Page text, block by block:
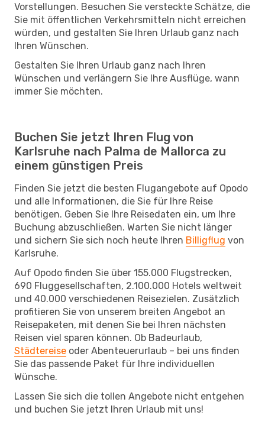
Vorstellungen. Besuchen Sie versteckte Schätze, die
Sie mit öffentlichen Verkehrsmitteln nicht erreichen
würden, und gestalten Sie Ihren Urlaub ganz nach
Ihren Wünschen.
Gestalten Sie Ihren Urlaub ganz nach Ihren
Wünschen und verlängern Sie Ihre Ausflüge, wann
immer Sie möchten.
Buchen Sie jetzt Ihren Flug von
Karlsruhe nach Palma de Mallorca zu
einem günstigen Preis
Finden Sie jetzt die besten Flugangebote auf Opodo
und alle Informationen, die Sie für Ihre Reise
benötigen. Geben Sie Ihre Reisedaten ein, um Ihre
Buchung abzuschließen. Warten Sie nicht länger
und sichern Sie sich noch heute Ihren Billigflug von
Karlsruhe.
Auf Opodo finden Sie über 155.000 Flugstrecken,
690 Fluggesellschaften, 2.100.000 Hotels weltweit
und 40.000 verschiedenen Reisezielen. Zusätzlich
profitieren Sie von unserem breiten Angebot an
Reisepaketen, mit denen Sie bei Ihren nächsten
Reisen viel sparen können. Ob Badeurlaub,
Städtereise oder Abenteuerurlaub – bei uns finden
Sie das passende Paket für Ihre individuellen
Wünsche.
Lassen Sie sich die tollen Angebote nicht entgehen
und buchen Sie jetzt Ihren Urlaub mit uns!